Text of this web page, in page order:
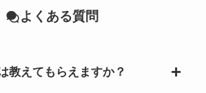
よくある質問
教えてもらえますか？